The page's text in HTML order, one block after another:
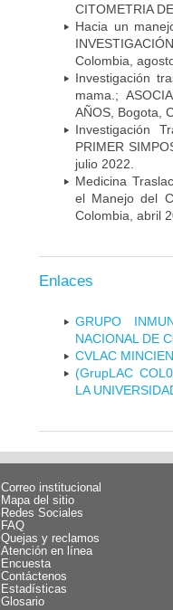
CITOMETRIA
Hacia un
Colombia,
Investigación
mama.;
AÑOS, Bogota,
Investigación
PRIMER
julio 2022.
Medicina
el Manejo del
Colombia, abril
Enlaces
GRUPO
NACIONAL DE
CVLAC
(GrupLAC
LA
Correo institucional
Mapa del sitio
Redes Sociales
FAQ
Quejas y reclamos
Atención en línea
Encuesta
Contáctenos
Estadísticas
Glosario